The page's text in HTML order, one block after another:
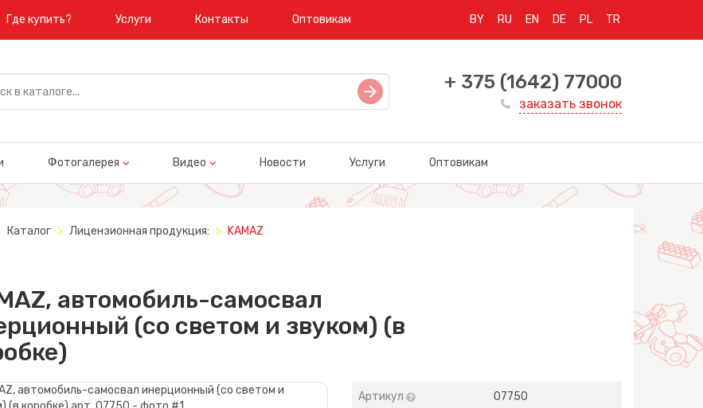
Где купить? Услуги Контакты Оптовикам BY RU EN DE PL TR
+ 375 (1642) 77000
заказать звонок
Фотогалерея Видео Новости Услуги Оптовикам
Каталог Лицензионная продукция: KAMAZ
автомобиль-самосвал
(со светом и звуком) (в
Артикул 07750